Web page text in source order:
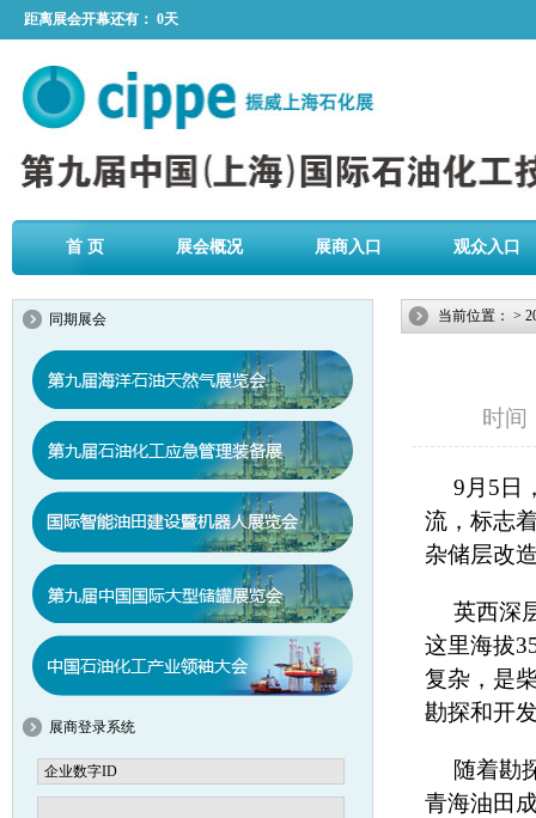
距离展会开幕还有： 0天
首 页 展会概况 展商入口 观众入口
同期展会
展商登录系统
当前位置： >
时间
9月5日
流，标志
杂储层改
英西深
这里海拔
复杂，是
勘探和开
随着勘
青海油田